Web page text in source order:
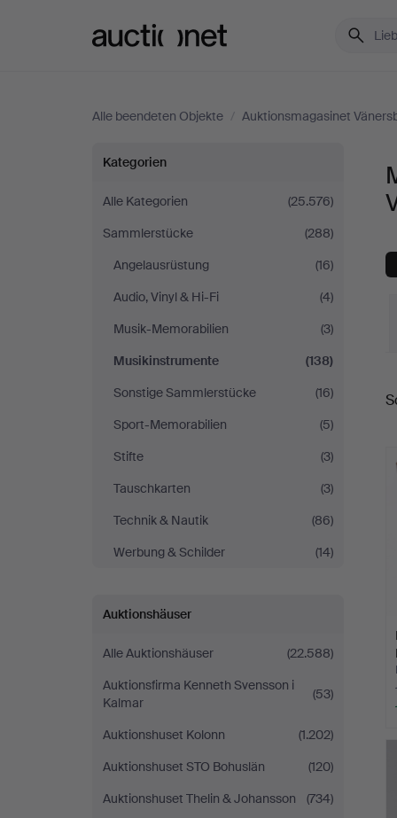
Alle beendeten Objekte / Auktionsmagasinet
Musikinstrumente
bei
Auktionsmagasinet
Vänersborg
Kategorien
Alle Kategorien
(25.576)
Sammlerstücke
(288)
Angelausrüstung
(16)
Audio, Vinyl & Hi-Fi
(4)
Musik-Memorabilien
(3)
Musikinstrumente
(138)
Sonstige Sammlerstücke
(16)
Sport-Memorabilien
(5)
Stifte
(3)
Tauschkarten
(3)
Technik & Nautik
(86)
Werbung & Schilder
(14)
Auktionshäuser
Alle Auktionshäuser
(22.588)
Auktionsfirma Kenneth Svensson i
Kalmar
(53)
Auktionshuset Kolonn
(1.202)
Auktionshuset STO Bohuslän
(120)
Auktionshuset Thelin & Johansson
(734)